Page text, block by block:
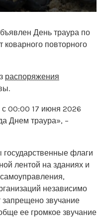
День траура по
повторного
распоряжения
с 00:00 17 июня 2026
Днем траура», –
государственные флаги
лентой на зданиях и
независимо
запрещено звучание
ее громкое звучание